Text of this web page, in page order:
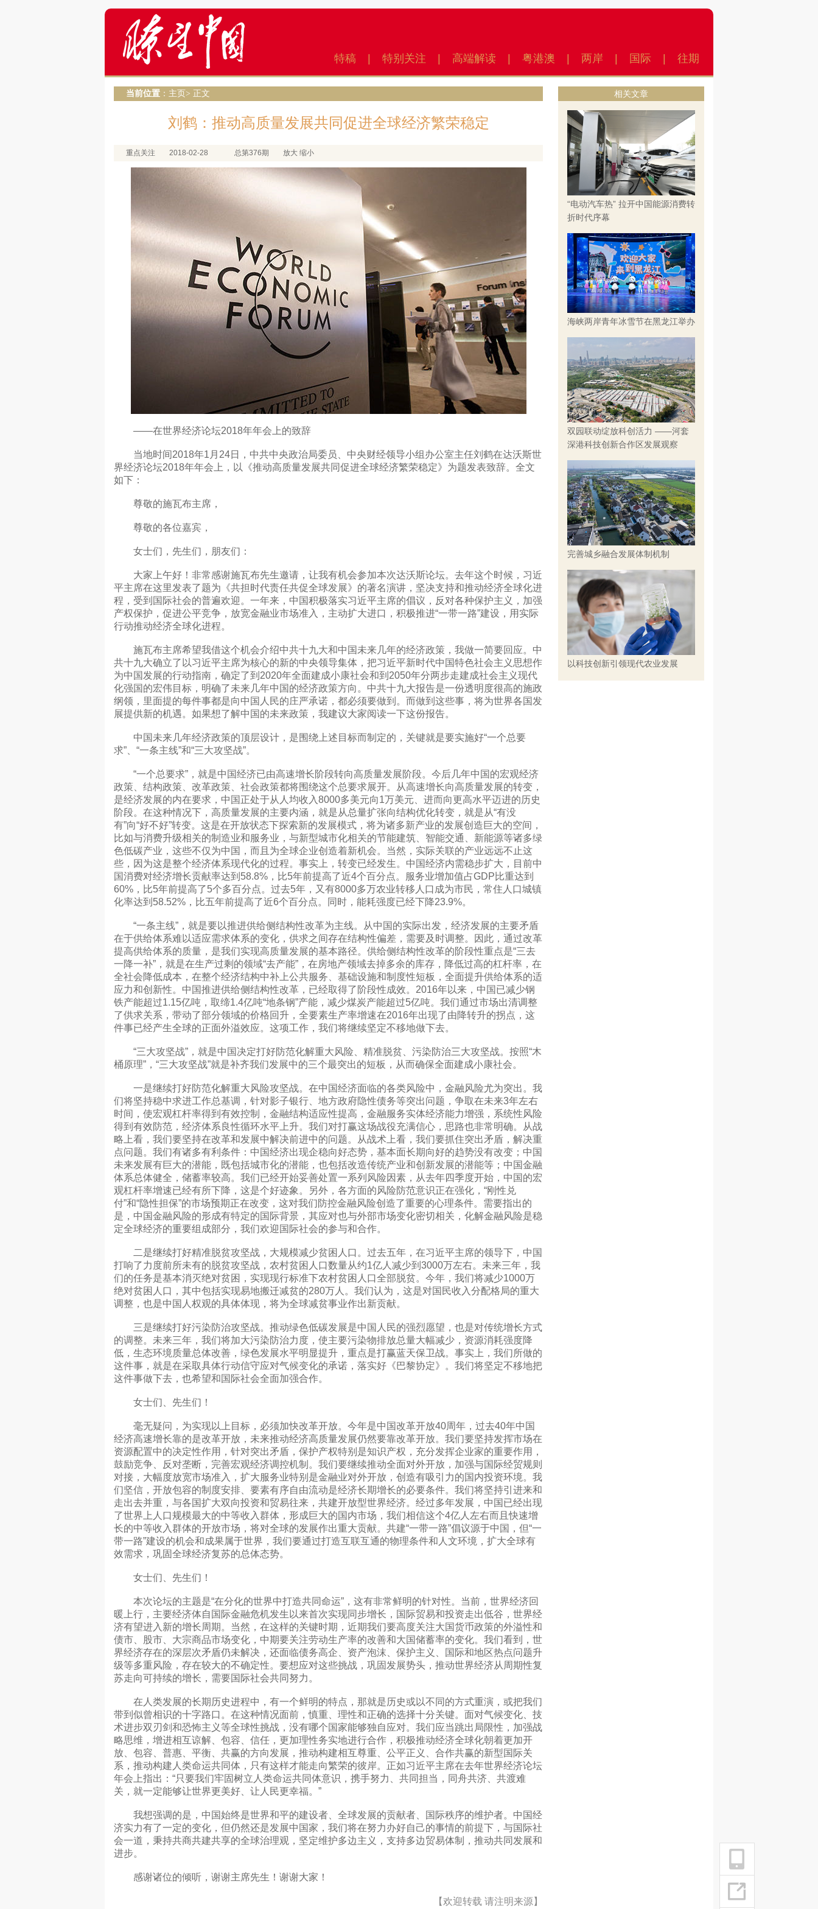
特稿 特别关注 高端解读 粤港澳 两岸 国际 往期
当前位置 ： 主页 > 正文
刘鹤：推动高质量发展共同促进全球经济繁荣稳定
重点关注 2018-02-28 总第376期 放大 缩小
——在世界经济论坛2018年年会上的致辞
当地时间2018年1月24日，中共中央政治局委员、中央财经领导小组办公室主任刘鹤在达沃斯世
界经济论坛2018年年会上，以《推动高质量发展共同促进全球经济繁荣稳定》为题发表致辞。全文
如下：
尊敬的施瓦布主席，
尊敬的各位嘉宾，
女士们，先生们，朋友们：
大家上午好！非常感谢施瓦布先生邀请，让我有机会参加本次达沃斯论坛。去年这个时候，习近
平主席在这里发表了题为《共担时代责任共促全球发展》的著名演讲，坚决支持和推动经济全球化进
程，受到国际社会的普遍欢迎。一年来，中国积极落实习近平主席的倡议，反对各种保护主义，加强
产权保护，促进公平竞争，放宽金融业市场准入，主动扩大进口，积极推进“一带一路”建设，用实际
行动推动经济全球化进程。
施瓦布主席希望我借这个机会介绍中共十九大和中国未来几年的经济政策，我做一简要回应。中
共十九大确立了以习近平主席为核心的新的中央领导集体，把习近平新时代中国特色社会主义思想作
为中国发展的行动指南，确定了到2020年全面建成小康社会和到2050年分两步走建成社会主义现代
化强国的宏伟目标，明确了未来几年中国的经济政策方向。中共十九大报告是一份透明度很高的施政
纲领，里面提的每件事都是向中国人民的庄严承诺，都必须要做到。而做到这些事，将为世界各国发
展提供新的机遇。如果想了解中国的未来政策，我建议大家阅读一下这份报告。
中国未来几年经济政策的顶层设计，是围绕上述目标而制定的，关键就是要实施好“一个总要
求”、“一条主线”和“三大攻坚战”。
“一个总要求”，就是中国经济已由高速增长阶段转向高质量发展阶段。今后几年中国的宏观经济
政策、结构政策、改革政策、社会政策都将围绕这个总要求展开。从高速增长向高质量发展的转变，
是经济发展的内在要求，中国正处于从人均收入8000多美元向1万美元、进而向更高水平迈进的历史
阶段。在这种情况下，高质量发展的主要内涵，就是从总量扩张向结构优化转变，就是从“有没
有”向“好不好”转变。这是在开放状态下探索新的发展模式，将为诸多新产业的发展创造巨大的空间，
比如与消费升级相关的制造业和服务业，与新型城市化相关的节能建筑、智能交通、新能源等诸多绿
色低碳产业，这些不仅为中国，而且为全球企业创造着新机会。当然，实际关联的产业远远不止这
些，因为这是整个经济体系现代化的过程。事实上，转变已经发生。中国经济内需稳步扩大，目前中
国消费对经济增长贡献率达到58.8%，比5年前提高了近4个百分点。服务业增加值占GDP比重达到
60%，比5年前提高了5个多百分点。过去5年，又有8000多万农业转移人口成为市民，常住人口城镇
化率达到58.52%，比五年前提高了近6个百分点。同时，能耗强度已经下降23.9%。
“一条主线”，就是要以推进供给侧结构性改革为主线。从中国的实际出发，经济发展的主要矛盾
在于供给体系难以适应需求体系的变化，供求之间存在结构性偏差，需要及时调整。因此，通过改革
提高供给体系的质量，是我们实现高质量发展的基本路径。供给侧结构性改革的阶段性重点是“三去
一降一补”，就是在生产过剩的领域“去产能”，在房地产领域去掉多余的库存，降低过高的杠杆率，在
全社会降低成本，在整个经济结构中补上公共服务、基础设施和制度性短板，全面提升供给体系的适
应力和创新性。中国推进供给侧结构性改革，已经取得了阶段性成效。2016年以来，中国已减少钢
铁产能超过1.15亿吨，取缔1.4亿吨“地条钢”产能，减少煤炭产能超过5亿吨。我们通过市场出清调整
了供求关系，带动了部分领域的价格回升，全要素生产率增速在2016年出现了由降转升的拐点，这
件事已经产生全球的正面外溢效应。这项工作，我们将继续坚定不移地做下去。
“三大攻坚战”，就是中国决定打好防范化解重大风险、精准脱贫、污染防治三大攻坚战。按照“木
桶原理”，“三大攻坚战”就是补齐我们发展中的三个最突出的短板，从而确保全面建成小康社会。
一是继续打好防范化解重大风险攻坚战。在中国经济面临的各类风险中，金融风险尤为突出。我
们将坚持稳中求进工作总基调，针对影子银行、地方政府隐性债务等突出问题，争取在未来3年左右
时间，使宏观杠杆率得到有效控制，金融结构适应性提高，金融服务实体经济能力增强，系统性风险
得到有效防范，经济体系良性循环水平上升。我们对打赢这场战役充满信心，思路也非常明确。从战
略上看，我们要坚持在改革和发展中解决前进中的问题。从战术上看，我们要抓住突出矛盾，解决重
点问题。我们有诸多有利条件：中国经济出现企稳向好态势，基本面长期向好的趋势没有改变；中国
未来发展有巨大的潜能，既包括城市化的潜能，也包括改造传统产业和创新发展的潜能等；中国金融
体系总体健全，储蓄率较高。我们已经开始妥善处置一系列风险因素，从去年四季度开始，中国的宏
观杠杆率增速已经有所下降，这是个好迹象。另外，各方面的风险防范意识正在强化，“刚性兑
付”和“隐性担保”的市场预期正在改变，这对我们防控金融风险创造了重要的心理条件。需要指出的
是，中国金融风险的形成有特定的国际背景，其应对也与外部市场变化密切相关，化解金融风险是稳
定全球经济的重要组成部分，我们欢迎国际社会的参与和合作。
二是继续打好精准脱贫攻坚战，大规模减少贫困人口。过去五年，在习近平主席的领导下，中国
打响了力度前所未有的脱贫攻坚战，农村贫困人口数量从约1亿人减少到3000万左右。未来三年，我
们的任务是基本消灭绝对贫困，实现现行标准下农村贫困人口全部脱贫。今年，我们将减少1000万
绝对贫困人口，其中包括实现易地搬迁减贫的280万人。我们认为，这是对国民收入分配格局的重大
调整，也是中国人权观的具体体现，将为全球减贫事业作出新贡献。
三是继续打好污染防治攻坚战。推动绿色低碳发展是中国人民的强烈愿望，也是对传统增长方式
的调整。未来三年，我们将加大污染防治力度，使主要污染物排放总量大幅减少，资源消耗强度降
低，生态环境质量总体改善，绿色发展水平明显提升，重点是打赢蓝天保卫战。事实上，我们所做的
这件事，就是在采取具体行动信守应对气候变化的承诺，落实好《巴黎协定》。我们将坚定不移地把
这件事做下去，也希望和国际社会全面加强合作。
女士们、先生们！
毫无疑问，为实现以上目标，必须加快改革开放。今年是中国改革开放40周年，过去40年中国
经济高速增长靠的是改革开放，未来推动经济高质量发展仍然要靠改革开放。我们要坚持发挥市场在
资源配置中的决定性作用，针对突出矛盾，保护产权特别是知识产权，充分发挥企业家的重要作用，
鼓励竞争、反对垄断，完善宏观经济调控机制。我们要继续推动全面对外开放，加强与国际经贸规则
对接，大幅度放宽市场准入，扩大服务业特别是金融业对外开放，创造有吸引力的国内投资环境。我
们坚信，开放包容的制度安排、要素有序自由流动是经济长期增长的必要条件。我们将坚持引进来和
走出去并重，与各国扩大双向投资和贸易往来，共建开放型世界经济。经过多年发展，中国已经出现
了世界上人口规模最大的中等收入群体，形成巨大的国内市场，我们相信这个4亿人左右而且快速增
长的中等收入群体的开放市场，将对全球的发展作出重大贡献。共建“一带一路”倡议源于中国，但“一
带一路”建设的机会和成果属于世界，我们要通过打造互联互通的物理条件和人文环境，扩大全球有
效需求，巩固全球经济复苏的总体态势。
女士们、先生们！
本次论坛的主题是“在分化的世界中打造共同命运”，这有非常鲜明的针对性。当前，世界经济回
暖上行，主要经济体自国际金融危机发生以来首次实现同步增长，国际贸易和投资走出低谷，世界经
济有望进入新的增长周期。当然，在这样的关键时期，近期我们要高度关注大国货币政策的外溢性和
债市、股市、大宗商品市场变化，中期要关注劳动生产率的改善和大国储蓄率的变化。我们看到，世
界经济存在的深层次矛盾仍未解决，还面临债务高企、资产泡沫、保护主义、国际和地区热点问题升
级等多重风险，存在较大的不确定性。要想应对这些挑战，巩固发展势头，推动世界经济从周期性复
苏走向可持续的增长，需要国际社会共同努力。
在人类发展的长期历史进程中，有一个鲜明的特点，那就是历史或以不同的方式重演，或把我们
带到似曾相识的十字路口。在这种情况面前，慎重、理性和正确的选择十分关键。面对气候变化、技
术进步双刃剑和恐怖主义等全球性挑战，没有哪个国家能够独自应对。我们应当跳出局限性，加强战
略思维，增进相互谅解、包容、信任，更加理性务实地进行合作，积极推动经济全球化朝着更加开
放、包容、普惠、平衡、共赢的方向发展，推动构建相互尊重、公平正义、合作共赢的新型国际关
系，推动构建人类命运共同体，只有这样才能走向繁荣的彼岸。正如习近平主席在去年世界经济论坛
年会上指出：“只要我们牢固树立人类命运共同体意识，携手努力、共同担当，同舟共济、共渡难
关，就一定能够让世界更美好、让人民更幸福。”
我想强调的是，中国始终是世界和平的建设者、全球发展的贡献者、国际秩序的维护者。中国经
济实力有了一定的变化，但仍然还是发展中国家，我们将在努力办好自己的事情的前提下，与国际社
会一道，秉持共商共建共享的全球治理观，坚定维护多边主义，支持多边贸易体制，推动共同发展和
进步。
感谢诸位的倾听，谢谢主席先生！谢谢大家！
【欢迎转载 请注明来源】
相关文章
“电动汽车热” 拉开中国能源消费转
折时代序幕
海峡两岸青年冰雪节在黑龙江举办
双园联动绽放科创活力 ——河套
深港科技创新合作区发展观察
完善城乡融合发展体制机制
以科技创新引领现代农业发展